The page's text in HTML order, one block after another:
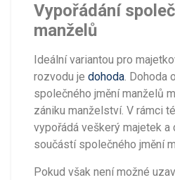
Vypořádání
manželů
Ideální variantou pro
rozvodu je dohoda. Dohoda
společného jmění manželů
zániku manželství. V rámci
vypořádá veškerý majetek a
součástí společného jmění
Pokud však není možné